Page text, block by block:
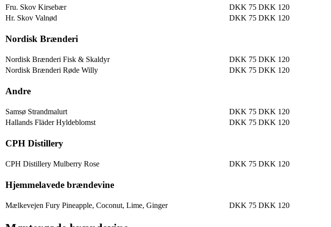
Fru. Skov Kirsebær
DKK 75 DKK 120
Hr. Skov Valnød
DKK 75 DKK 120
Nordisk Brænderi
Nordisk Brænderi Fisk & Skaldyr DKK 75 DKK 120
Nordisk Brænderi Røde Willy
DKK 75 DKK 120
Andre
Samsø Strandmalurt DKK 75 DKK 120
Hallands Fläder Hyldeblomst
DKK 75 DKK 120
CPH Distillery
CPH Distillery Mulberry Rose DKK 75 DKK 120
Hjemmelavede brændevine
Mælkevejen Fury Pineapple, Coconut, Lime, Ginger DKK 75 DKK 120